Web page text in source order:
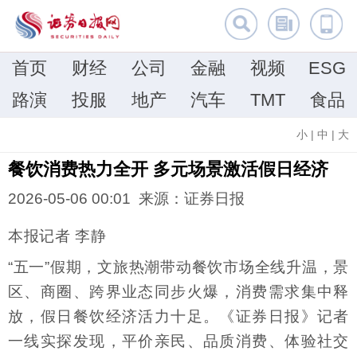
首页 财经 公司 金融 视频
ESG
路演
投服 地产 汽车 TMT 食品
小 | 中 | 大
餐饮消费热力全开 多元场景激活假日经济
2026-05-06 00:01 来源：证券日报
本报记者 李静
“五一”假期，文旅热潮带动餐饮市场全线升温，景
区、商圈、跨界业态同步火爆，消费需求集中释
放，假日餐饮经济活力十足。《证券日报》记者
一线实探发现，平价亲民、品质消费、体验社交